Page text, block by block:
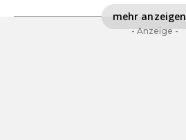
mehr anzeigen
- Anzeige -